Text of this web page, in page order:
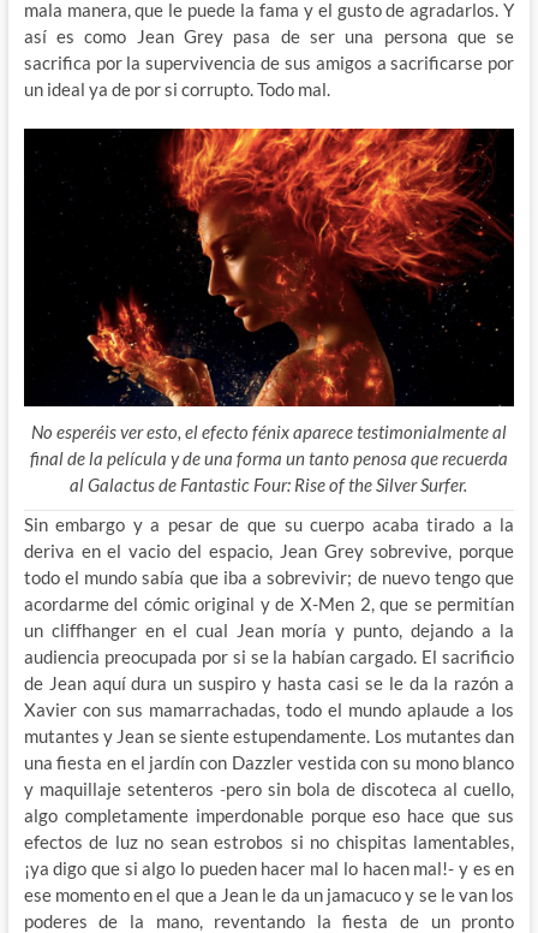
mala manera, que le puede la fama y el gusto de agradarlos. Y
así es como Jean Grey pasa de ser una persona que se
sacrifica por la supervivencia de sus amigos a sacrificarse por
un ideal ya de por si corrupto. Todo mal.
No esperéis ver esto, el efecto fénix aparece testimonialmente al
final de la película y de una forma un tanto penosa que recuerda
al Galactus de Fantastic Four: Rise of the Silver Surfer.
Sin embargo y a pesar de que su cuerpo acaba tirado a la
deriva en el vacio del espacio, Jean Grey sobrevive, porque
todo el mundo sabía que iba a sobrevivir; de nuevo tengo que
acordarme del cómic original y de X-Men 2, que se permitían
un cliffhanger en el cual Jean moría y punto, dejando a la
audiencia preocupada por si se la habían cargado. El sacrificio
de Jean aquí dura un suspiro y hasta casi se le da la razón a
Xavier con sus mamarrachadas, todo el mundo aplaude a los
mutantes y Jean se siente estupendamente. Los mutantes dan
una fiesta en el jardín con Dazzler vestida con su mono blanco
y maquillaje setenteros -pero sin bola de discoteca al cuello,
algo completamente imperdonable porque eso hace que sus
efectos de luz no sean estrobos si no chispitas lamentables,
¡ya digo que si algo lo pueden hacer mal lo hacen mal!- y es en
ese momento en el que a Jean le da un jamacuco y se le van los
poderes de la mano, reventando la fiesta de un pronto